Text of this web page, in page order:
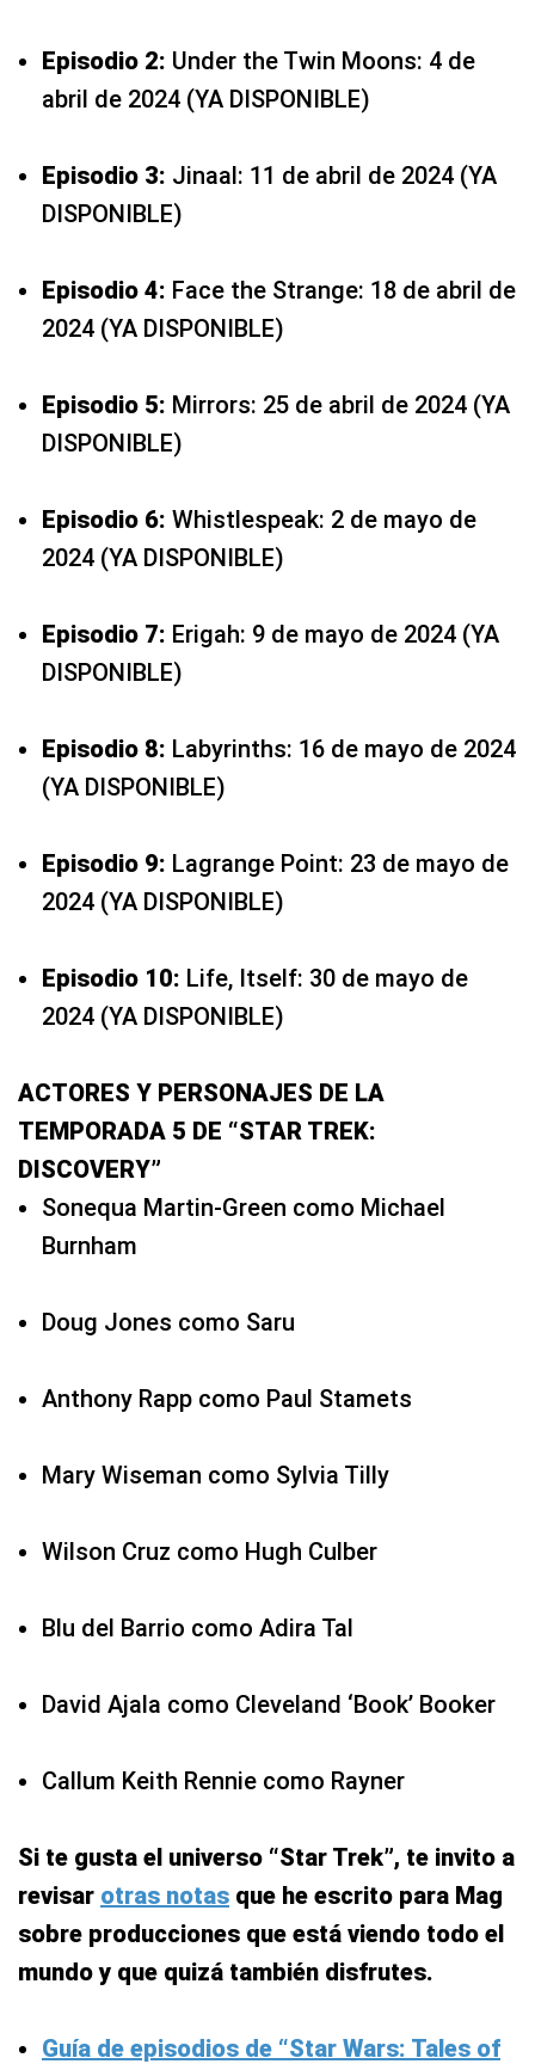
Episodio 2: Under the Twin Moons: 4 de
abril de 2024 (YA DISPONIBLE)
Episodio 3: Jinaal: 11 de abril de 2024 (YA
DISPONIBLE)
Episodio 4: Face the Strange: 18 de abril de
2024 (YA DISPONIBLE)
Episodio 5: Mirrors: 25 de abril de 2024 (YA
DISPONIBLE)
Episodio 6: Whistlespeak: 2 de mayo de
2024 (YA DISPONIBLE)
Episodio 7: Erigah: 9 de mayo de 2024 (YA
DISPONIBLE)
Episodio 8: Labyrinths: 16 de mayo de 2024
(YA DISPONIBLE)
Episodio 9: Lagrange Point: 23 de mayo de
2024 (YA DISPONIBLE)
Episodio 10: Life, Itself: 30 de mayo de
2024 (YA DISPONIBLE)
ACTORES Y PERSONAJES DE LA
TEMPORADA 5 DE “STAR TREK:
DISCOVERY”
Sonequa Martin-Green como Michael
Burnham
Doug Jones como Saru
Anthony Rapp como Paul Stamets
Mary Wiseman como Sylvia Tilly
Wilson Cruz como Hugh Culber
Blu del Barrio como Adira Tal
David Ajala como Cleveland ‘Book’ Booker
Callum Keith Rennie como Rayner
Si te gusta el universo “Star Trek”, te invito a
revisar otras notas que he escrito para Mag
sobre producciones que está viendo todo el
mundo y que quizá también disfrutes.
Guía de episodios de “Star Wars: Tales of